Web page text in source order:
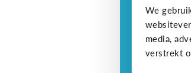
We
media,
verstrekt